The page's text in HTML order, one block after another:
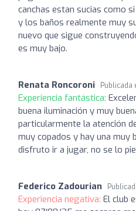
canchas estan sucias como
y los baños realmente muy
nuevo que sigue
es muy bajo.
Renata Roncoroni Publicada
Experiencia fantástica:
buena iluminación y muy
particularmente la atención
muy copados y hay una muy
disfruto ir a jugar, no se lo
Federico Zadourian
Experiencia negativa: El club